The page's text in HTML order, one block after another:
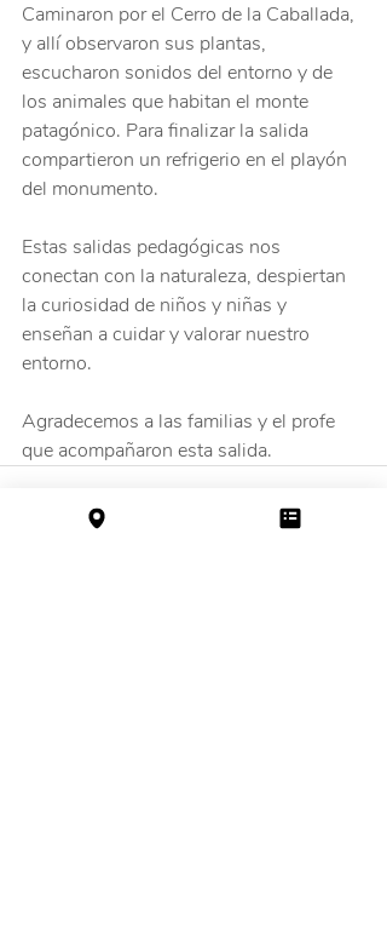
Caminaron por el Cerro de la Caballada,
y allí observaron sus plantas,
escucharon sonidos del entorno y de
los animales que habitan el monte
patagónico. Para finalizar la salida
compartieron un refrigerio en el playón
del monumento.
Estas salidas pedagógicas nos
conectan con la naturaleza, despiertan
la curiosidad de niños y niñas y
enseñan a cuidar y valorar nuestro
entorno.
Agradecemos a las familias y el profe
que acompañaron esta salida.